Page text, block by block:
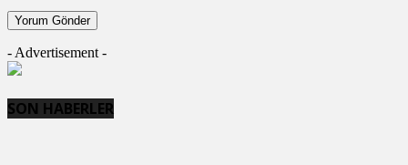
- Advertisement -
SON HABERLER